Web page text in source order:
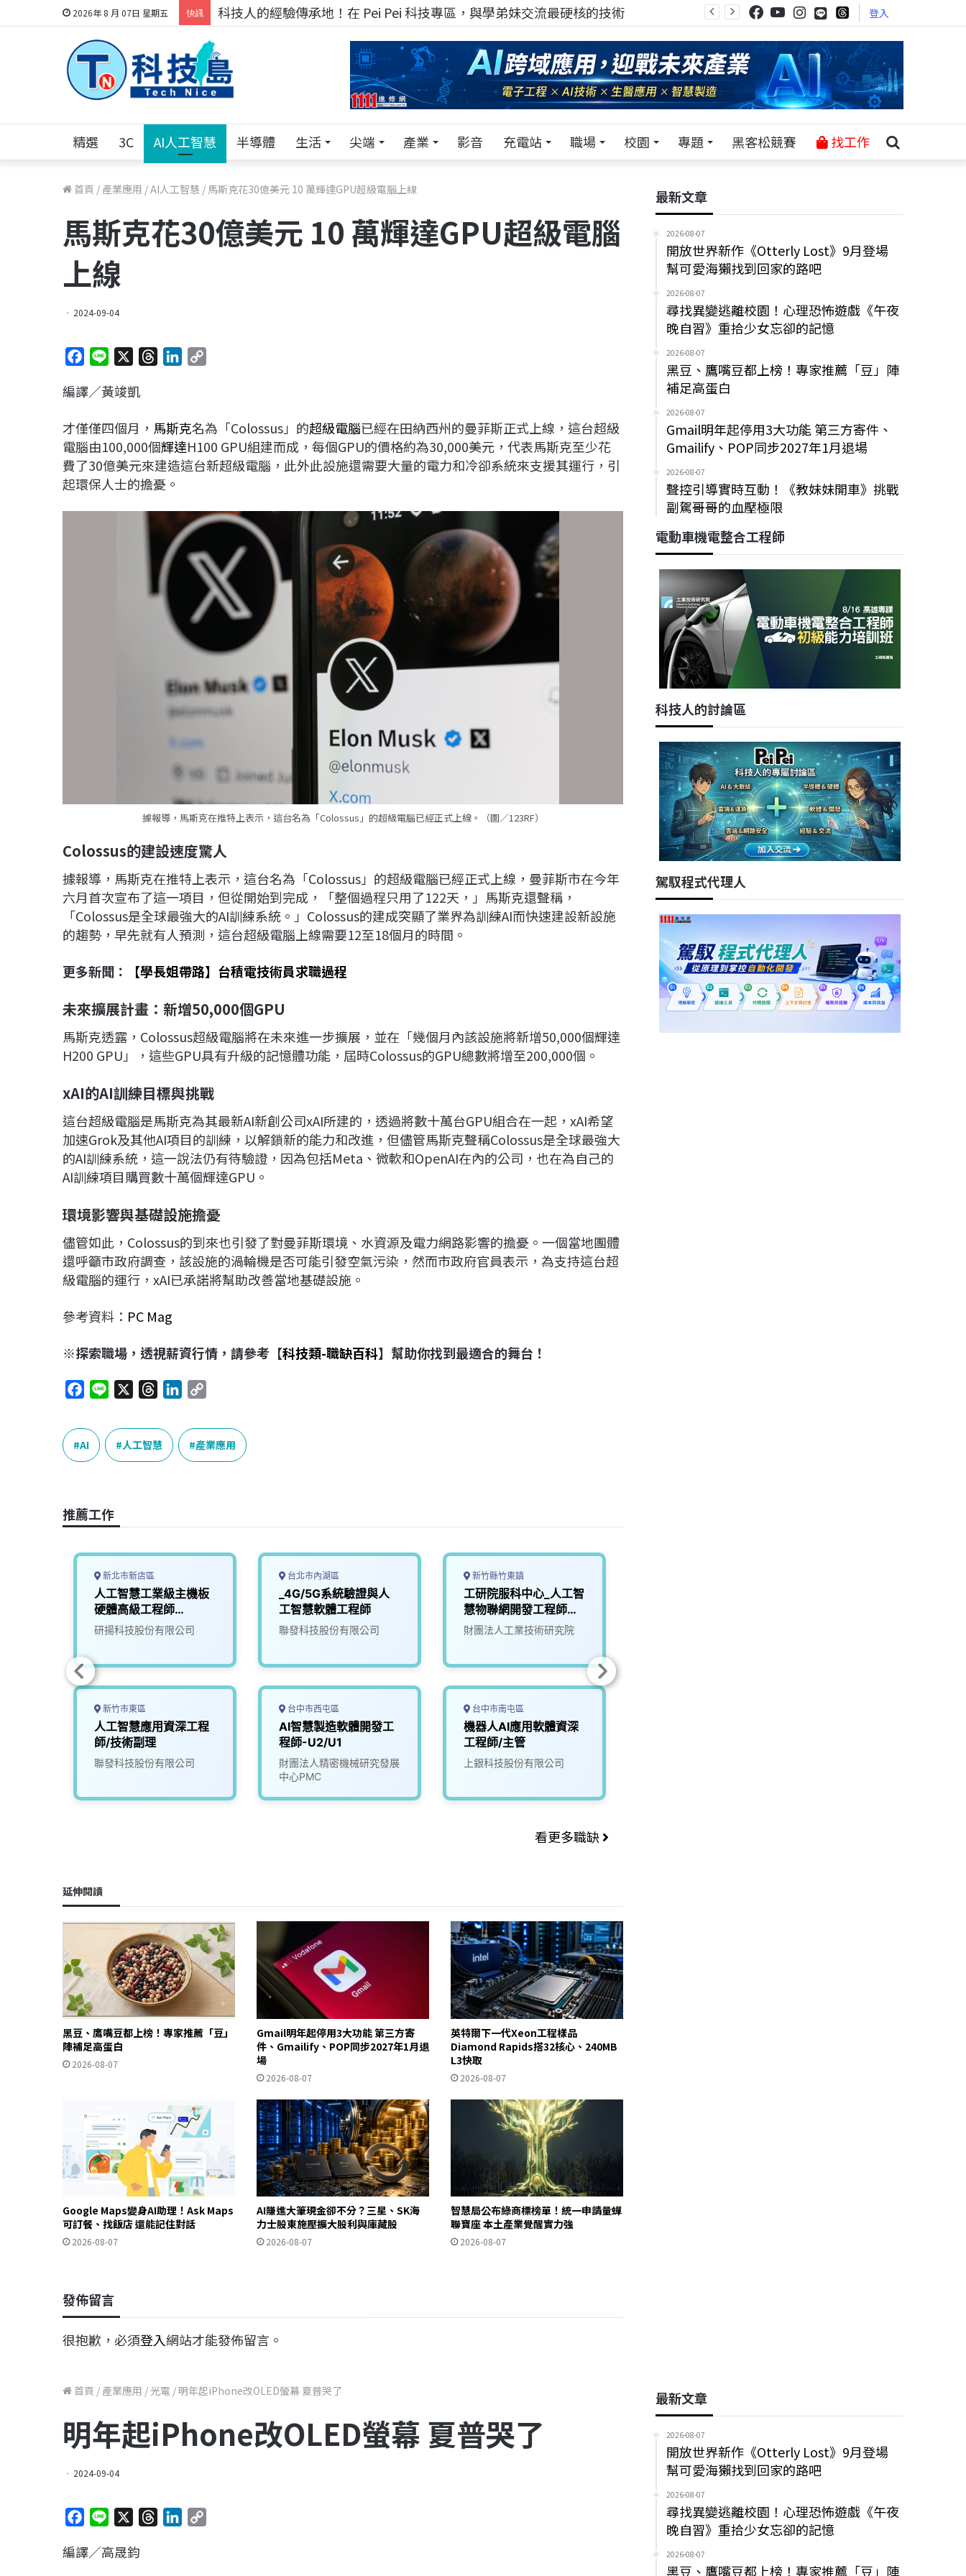
2026年 8 月 07日 星期五 快訊 科技人的經驗傳承地！在 Pei Pei 科技專區，與學弟妹交流最硬核的技術 登入
精選 3C AI人工智慧 半導體 生活 尖端 產業 影音 充電站 職場 校園 專題 黑客松競賽 找工作
首頁 / 產業應用 /AI人工智慧 / 馬斯克花30億美元 10 萬輝達GPU超級電腦上線
馬斯克花30億美元 10 萬輝達GPU超級電腦
上線
2024-09-04
c
b
o
o
k
n
a
d
s
e
d
I
L
i
n
編譯／黃竣凱
才僅僅四個月， 馬斯克名為「Colossus」的超級電腦已經在田納西州的曼菲斯正式上線，這台超級
電腦由100,000個輝達H100 GPU組建而成，每個GPU的價格約為30,000美元，代表馬斯克至少花
費了30億美元來建造這台新超級電腦，此外此設施還需要大量的電力和冷卻系統來支援其運行，引
起環保人士的擔憂。
據報導，馬斯克在推特上表示，這台名為「Colossus」的超級電腦已經正式上線。（圖／123RF）
Colossus的建設速度驚人
據報導，馬斯克在推特上表示，這台名為「Colossus」的超級電腦已經正式上線，曼菲斯市在今年
六月首次宣布了這一項目，但從開始到完成，「整個過程只用了122天，」馬斯克還聲稱，
「Colossus是全球最強大的AI訓練系統。」Colossus的建成突顯了業界為訓練AI而快速建設新設施
的趨勢，早先就有人預測，這台超級電腦上線需要12至18個月的時間。
更多新聞：
【學長姐帶路】台積電技術員求職過程
未來擴展計畫：新增50,000個GPU
馬斯克透露，Colossus超級電腦將在未來進一步擴展，並在「幾個月內該設施將新增50,000個輝達
H200 GPU」，這些GPU具有升級的記憶體功能，屆時Colossus的GPU總數將增至200,000個。
xAI的AI訓練目標與挑戰
這台超級電腦是馬斯克為其最新AI新創公司xAI所建的，透過將數十萬台GPU組合在一起，xAI希望
加速Grok及其他AI項目的訓練，以解鎖新的能力和改進，但儘管馬斯克聲稱Colossus是全球最強大
的AI訓練系統，這一說法仍有待驗證，因為包括Meta、微軟和OpenAI在內的公司，也在為自己的
AI訓練項目購買數十萬個輝達GPU。
環境影響與基礎設施擔憂
儘管如此，Colossus的到來也引發了對曼菲斯環境、水資源及電力網路影響的擔憂。一個當地團體
還呼籲市政府調查，該設施的渦輪機是否可能引發空氣污染，然而市政府官員表示，為支持這台超
級電腦的運行，xAI已承諾將幫助改善當地基礎設施。
參考資料： PC Mag
※探索職場，透視薪資行情，請參考【科技類-職缺百科】幫助你找到最適合的舞台！
c
e
b
k
n
r
e
a
n
e
p
y
L
AI 人工智慧 產業應用
推薦工作
新北市新店區
人工智慧工業級主機板
硬體高級工程師
(NVPD)
研揚科技股份有限公司
新竹市東區
人工智慧應用資深工程
師/技術副理
聯發科技股份有限公司
台北市內湖區
_4G/5G系統驗證與人
工智慧軟體工程師
聯發科技股份有限公司
台中市西屯區
AI智慧製造軟體開發工
程師-U2/U1
財團法人精密機械研究發展
中心PMC
新竹縣竹東鎮
工研院服科中心_人工智
慧物聯網開發工程師
(S300)
財團法人工業技術研究院
台中市南屯區
機器人AI應用軟體資深
工程師/主管
上銀科技股份有限公司
看更多職缺
延伸閱讀
黑豆、鷹嘴豆都上榜！專家推薦「豆」
陣補足高蛋白
2026-08-07
Gmail明年起停用3大功能 第三方寄
件、Gmailify、POP同步2027年1月退
場
2026-08-07
英特爾下一代Xeon工程樣品
Diamond Rapids搭32核心、240MB
L3快取
2026-08-07
Google Maps變身AI助理！Ask Maps
可訂餐、找飯店 還能記住對話
2026-08-07
AI賺進大筆現金卻不分？三星、SK海
力士股東施壓擴大股利與庫藏股
2026-08-07
智慧局公布綠商標榜單！統一申請量蟬
聯寶座 本土產業覺醒實力強
2026-08-07
發佈留言
很抱歉，必須登入網站才能發佈留言。
最新文章
2026-08-07
開放世界新作《Otterly Lost》9月登場
幫可愛海獺找到回家的路吧
2026-08-07
尋找異變逃離校園！心理恐怖遊戲《午夜
晚自習》重拾少女忘卻的記憶
2026-08-07
黑豆、鷹嘴豆都上榜！專家推薦「豆」陣
補足高蛋白
2026-08-07
Gmail明年起停用3大功能 第三方寄件、
Gmailify、POP同步2027年1月退場
2026-08-07
聲控引導實時互動！《教妹妹開車》挑戰
副駕哥哥的血壓極限
電動車機電整合工程師
科技人的討論區
駕馭程式代理人